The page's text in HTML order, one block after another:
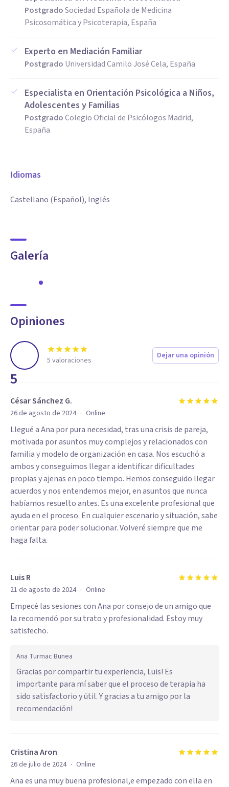
PostgradoSociedad Española de Medicina
Psicosomática y Psicoterapia, España
Experto en Mediación Familiar
Postgrado Universidad Camilo José Cela, España
Especialista en Orientación Psicológica a Niños,
Adolescentes y Familias
PostgradoColegio Oficial de Psicólogos Madrid,
España
Idiomas
Castellano (Español), Inglés
Galería
Opiniones
5
5 valoraciones Dejar una opinión
César Sánchez G.
26 de agosto de 2024 · Online
Llegué a Ana por pura necesidad, tras una crisis de pareja,
motivada por asuntos muy complejos y relacionados con
familia y modelo de organización en casa. Nos escuchó a
ambos y conseguimos llegar a identificar dificultades
propias y ajenas en poco tiempo. Hemos conseguido llegar
acuerdos y nos entendemos mejor, en asuntos que nunca
habíamos resuelto antes. Es una excelente profesional que
ayuda en el proceso. En cualquier escenario y situación, sabe
orientar para poder solucionar. Volveré siempre que me
haga falta.
Luis R
21 de agosto de 2024 · Online
Empecé las sesiones con Ana por consejo de un amigo que
la recomendó por su trato y profesionalidad. Estoy muy
satisfecho.
Ana Turmac Bunea
Gracias por compartir tu experiencia, Luis! Es
importante para mí saber que el proceso de terapia ha
sido satisfactorio y útil. Y gracias a tu amigo por la
recomendación!
Cristina Aron
26 de julio de 2024 · Online
Ana es una muy buena profesional,e empezado con ella en